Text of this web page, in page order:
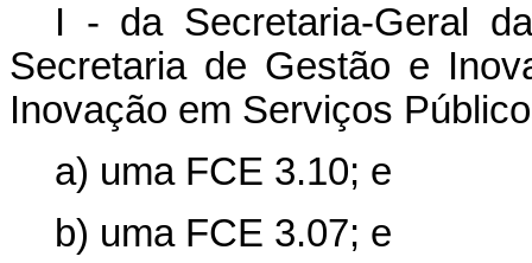
I - da Secretaria-Geral
Secretaria de Gestão e
Inovação em Serviços
a) uma FCE 3.10; e
b) uma FCE 3.07; e